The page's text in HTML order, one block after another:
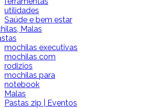
utilidades
Saúde e bem estar
Malas
mochilas executivas
mochilas com
rodizios
mochilas para
notebook
Malas
Pastas zip | Eventos